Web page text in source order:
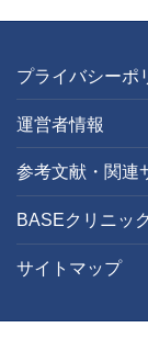
プライバシーポ
運営者情報
参考文献・関連
BASEクリニック
サイトマップ